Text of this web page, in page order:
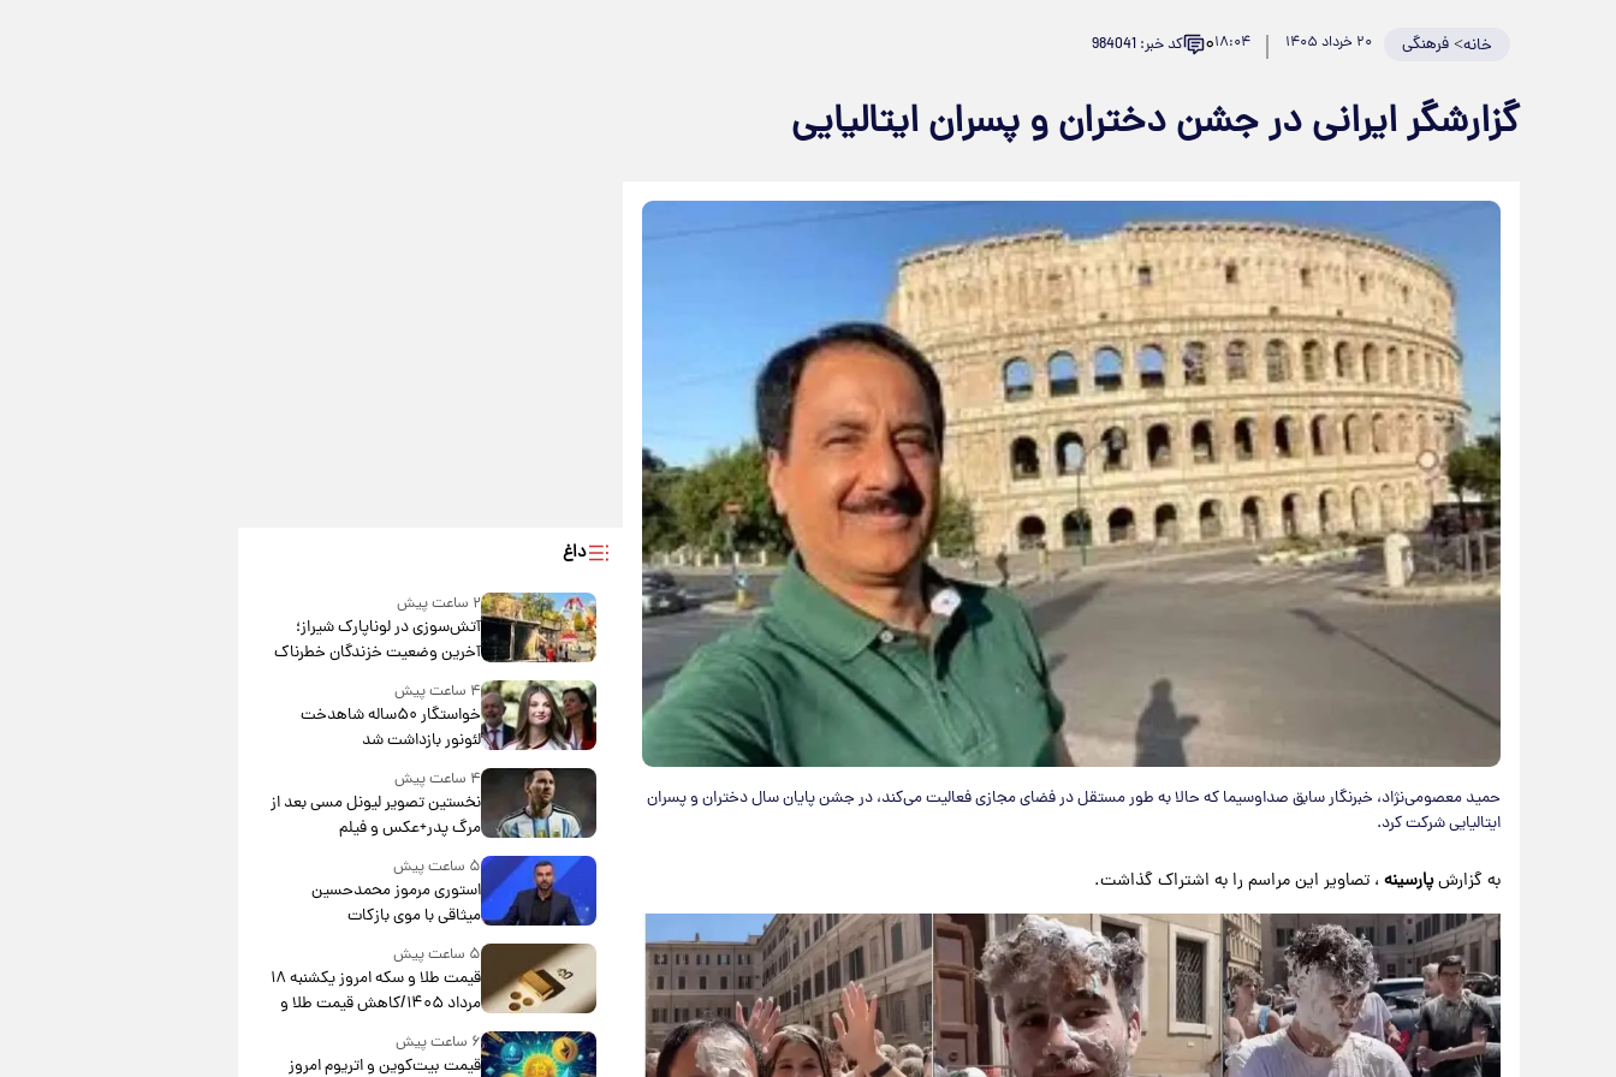
خانه>فرهنگی ۲۰ خرداد ۱۴۰۵ ۱۸:۰۴۰ کد خبر: 984041
گزارشگر ایرانی در جشن دختران و پسران ایتالیایی
حمید معصومی‌نژاد، خبرنگار سابق صداوسیما که حالا به طور مستقل در فضای مجازی فعالیت می‌کند، در جشن پایان سال دختران و پسران
ایتالیایی شرکت کرد.
به گزارشپارسینه ، تصاویر این مراسم را به اشتراک گذاشت.
داغ
۲ ساعت پیش
آتش‌سوزی در لوناپارک شیراز؛
آخرین وضعیت خزندگان خطرناک
پس از حادثه
۴ ساعت پیش
خواستگار ۵۰ساله شاهدخت
لئونور بازداشت شد
۴ ساعت پیش
نخستین تصویر لیونل مسی بعد از
مرگ پدر+عکس و فیلم
۵ ساعت پیش
استوری مرموز محمدحسین
میثاقی با موی بازکات
۵ ساعت پیش
قیمت طلا و سکه امروز یکشنبه ۱۸
مرداد ۱۴۰۵/کاهش قیمت طلا و
سکه
۶ ساعت پیش
قیمت بیت‌کوین و اتریوم امروز